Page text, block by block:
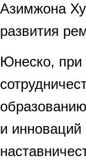
Азимжона
развития
Юнеско, при
и инноваций